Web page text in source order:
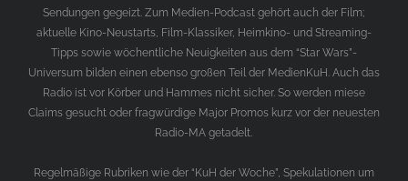
Sendungen gegeizt. Zum Medien-Podcast gehört auch der Film;
aktuelle Kino-Neustarts, Film-Klassiker, Heimkino- und Streaming-
Tipps sowie wöchentliche Neuigkeiten aus dem “Star Wars”-
Universum bilden einen ebenso großen Teil der MedienKuH. Auch das
Radio ist vor Körber und Hammes nicht sicher. So werden miese
Claims gesucht oder fragwürdige Major Promos kurz vor der neuesten
Radio-MA getadelt.
Regelmäßige Rubriken wie der “KuH der Woche”, Spekulationen um